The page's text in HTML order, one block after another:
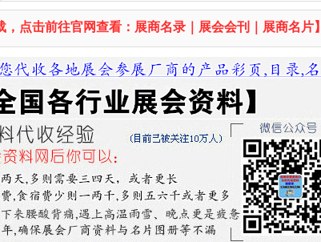
点击前往官网查看：展商名录｜展会会刊｜展商名片】